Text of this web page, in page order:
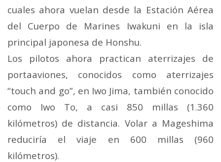
cuales ahora vuelan desde la Estación Aérea
del Cuerpo de Marines Iwakuni en la isla
principal japonesa de Honshu.
Los pilotos ahora practican aterrizajes de
portaaviones, conocidos como aterrizajes
“touch and go”, en Iwo Jima, también conocido
como Iwo To, a casi 850 millas (1.360
kilómetros) de distancia. Volar a Mageshima
reduciría el viaje en 600 millas (960
kilómetros).